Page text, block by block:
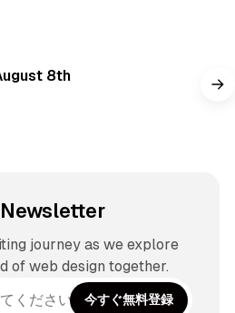
8th
journey as we explore
of web design together.
今すぐ無料登録